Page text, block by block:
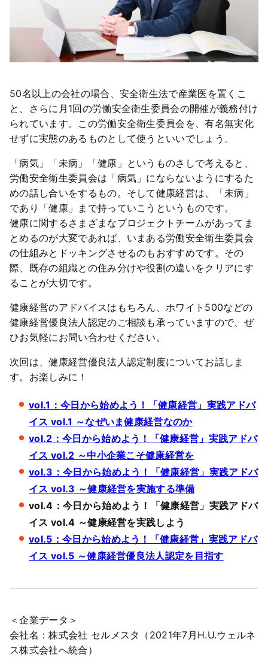
50名以上の会社の場合、安全衛生法で産業医を置くこ
と、さらに月1回の労働安全衛生委員会の開催が義務付け
られています。この労働安全衛生委員会を、有名無実化
せずに実態のあるものとして使うといいでしょう。
「病気」「未病」「健康」というものさしで考えると、
労働安全衛生委員会は「病気」にならないようにするた
めの話し合いをするもの。そして健康経営は、「未病」
であり「健康」まで持っていこうというものです。
健康に関するさまざまなプロジェクトチームがあってま
とめるのが大変であれば、いまある労働安全衛生委員会
の仕組みとドッキングさせるのもおすすめです。その
際、既存の組織との住み分けや役割の違いをクリアにす
ることが大切です。
健康経営のアドバイスはもちろん、ホワイト500などの
健康経営優良法人認定のご相談も承っていますので、ぜ
ひお気軽にお問い合わせください。
次回は、健康経営優良法人認定制度についてお話しま
す。お楽しみに！
vol.1：今日から始めよう！「健康経営」実践アドバ
イス vol.1 ～なぜいま健康経営なのか
vol.2：今日から始めよう！「健康経営」実践アドバ
イス vol.2 ～中小企業こそ健康経営を
vol.3：今日から始めよう！「健康経営」実践アドバ
イス vol.3 ～健康経営を実施する準備
vol.4：今日から始めよう！「健康経営」実践アドバ
イス vol.4 ～健康経営を実践しよう
vol.5：今日から始めよう！「健康経営」実践アドバ
イス vol.5 ～健康経営優良法人認定を目指す
＜企業データ＞
会社名：株式会社 セルメスタ（2021年7月H.U.ウェルネ
ス株式会社へ統合）